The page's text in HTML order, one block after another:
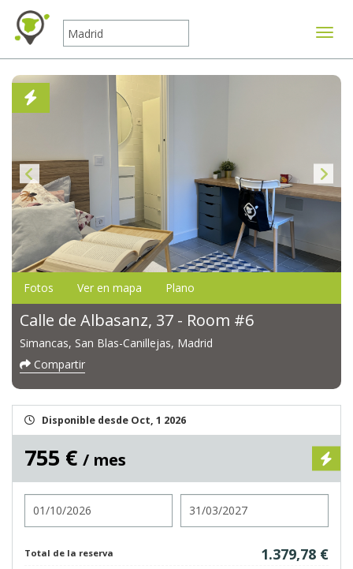
Fotos Ver en mapa Plano
Calle de Albasanz, 37 - Room #6
Simancas, San Blas-Canillejas, Madrid
Compartir
Disponible desde Oct, 1 2026
755 € / mes
Total de la reserva 1.379,78 €